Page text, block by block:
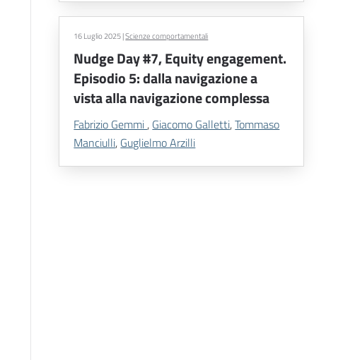
16 Luglio 2025|Scienze comportamentali
Nudge Day #7, Equity engagement.
Episodio 5: dalla navigazione a
vista alla navigazione complessa
Fabrizio Gemmi , Giacomo Galletti,Tommaso
Manciulli, Guglielmo Arzilli